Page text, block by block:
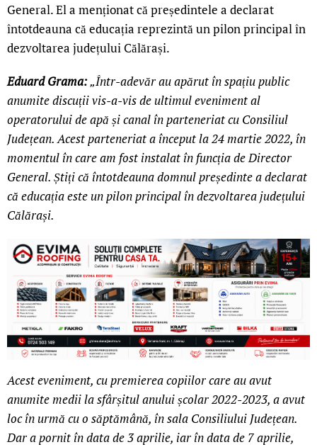
General. El a menționat că președintele a declarat
întotdeauna că educația reprezintă un pilon principal în
dezvoltarea județului Călărași.
Eduard Grama:„Într-adevăr au apărut în spațiu public
anumite discuții vis-a-vis de ultimul eveniment al
operatorului de apă și canal în parteneriat cu Consiliul
Județean. Acest parteneriat a început la 24 martie 2022, în
momentul în care am fost instalat în funcția de Director
General. Știți că întotdeauna domnul președinte a declarat
că educația este un pilon principal în dezvoltarea județului
Călărași.
Acest eveniment, cu premierea copiilor care au avut
anumite medii la sfârșitul anului școlar 2022-2023, a avut
loc în urmă cu o săptămână, în sala Consiliului Județean.
Dar a pornit în data de 3 aprilie, iar în data de 7 aprilie,